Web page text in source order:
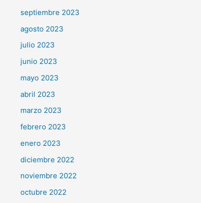
septiembre 2023
agosto 2023
julio 2023
junio 2023
mayo 2023
abril 2023
marzo 2023
febrero 2023
enero 2023
diciembre 2022
noviembre 2022
octubre 2022